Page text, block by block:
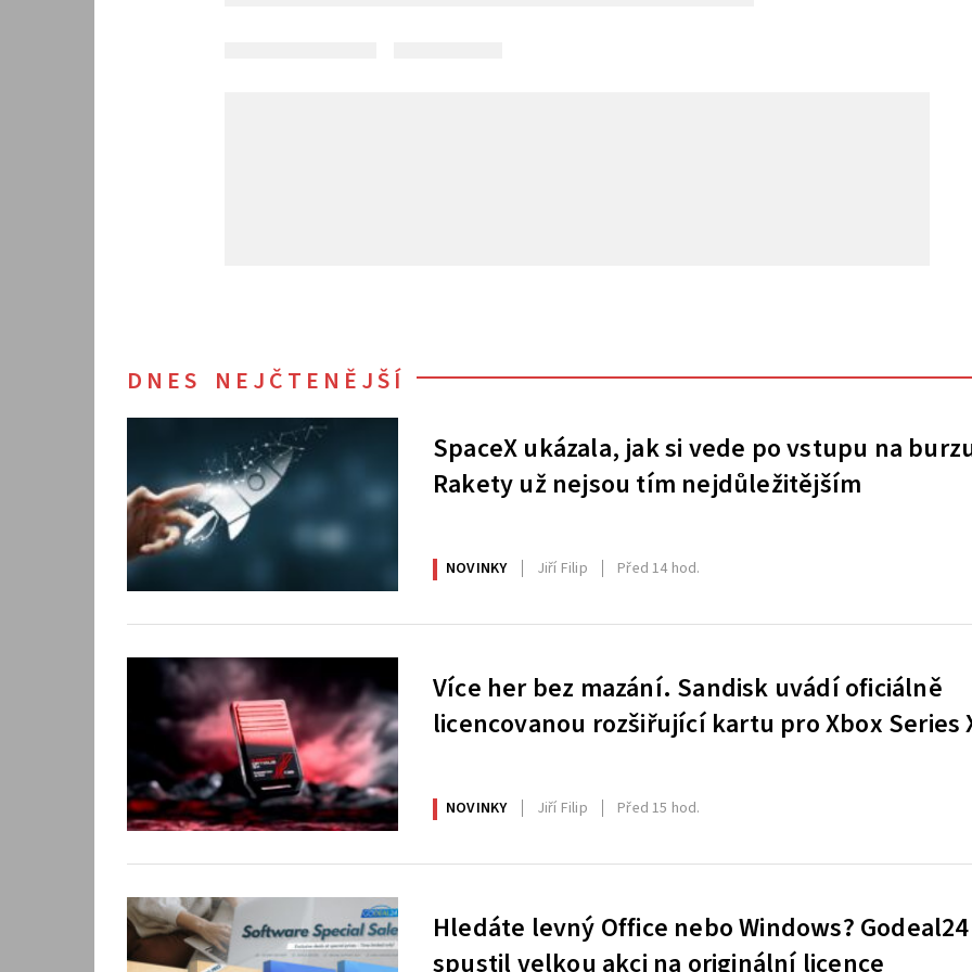
DNES NEJČTENĚJŠÍ
SpaceX ukázala, jak si vede po vstupu na
Rakety už nejsou tím nejdůležitějším
NOVINKY Jiří Filip Před 14 hod.
Více her bez mazání. Sandisk uvádí oficiálně
licencovanou rozšiřující kartu pro Xbox Series
NOVINKY Jiří Filip Před 15 hod.
Hledáte levný Office nebo Windows? Godeal24
spustil velkou akci na originální licence